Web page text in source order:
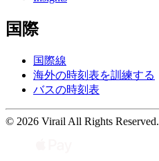
国際
国際線
海外の時刻表を訓練する
バスの時刻表
© 2026 Virail All Rights Reserved.